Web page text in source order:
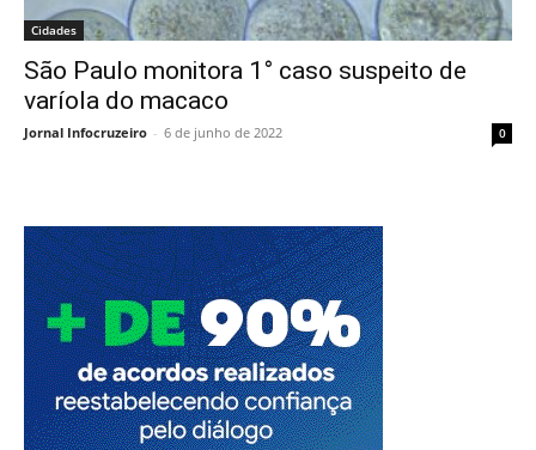
Cidades
São Paulo monitora 1° caso suspeito de
varíola do macaco
Jornal Infocruzeiro - 6 de junho de 2022 0